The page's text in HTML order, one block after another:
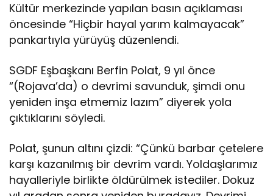
Kültür merkezinde yapılan basın açıklaması
öncesinde “Hiçbir hayal yarım kalmayacak”
pankartıyla yürüyüş düzenlendi.
SGDF Eşbaşkanı Berfin Polat, 9 yıl önce
“(Rojava’da) o devrimi savunduk, şimdi onu
yeniden inşa etmemiz lazım” diyerek yola
çıktıklarını söyledi.
Polat, şunun altını çizdi: “Çünkü barbar çetelere
karşı kazanılmış bir devrim vardı. Yoldaşlarımız
hayalleriyle birlikte öldürülmek istediler. Dokuz